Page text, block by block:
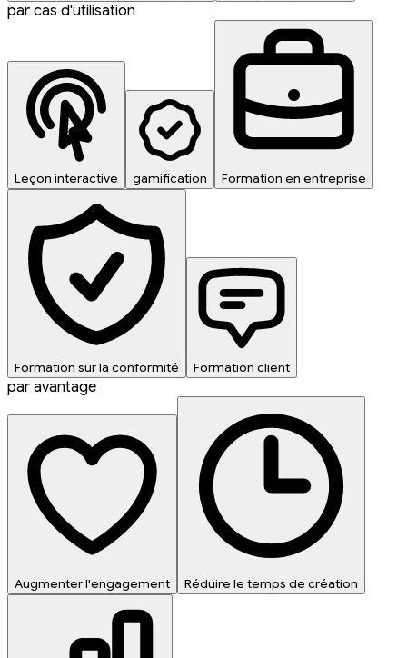
par cas d'utilisation
Leçon interactive gamification Formation en entreprise
Formation sur la conformité Formation client
par avantage
Augmenter l'engagement Réduire le temps de création